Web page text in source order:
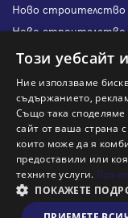
Ново строителство
Ново строителство
Ново строителство
Защо да отдам
Наши офиси
Кариери
Кои сме ние?
Франчайз
Блог
Този уебсайт
Ние използваме
съдържанието,
Също така
сайт от ваша страна
които може да я
предоставили или
техните услуги.
ПОКАЖЕТЕ